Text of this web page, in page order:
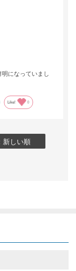
になっていまし
Like! 0
新しい順